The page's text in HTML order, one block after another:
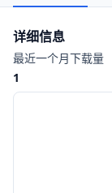
详细信息
最近一个月下载量
1